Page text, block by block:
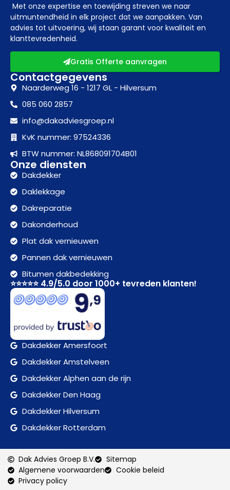
Met onze expertise en toewijding streven we naar
uitmuntendheid in elk project dat we aanpakken. Van
advies tot uitvoering, wij staan garant voor kwaliteit en
klanttevredenheid.
Gratis Offerte aanvragen
Contactgegevens
Naarderweg 16 - 1217 GL - Hilversum
085 060 2857
info@dakadviesgroep.nl
KvK nummer: 97524336
BTW nummer: NL868091704B01
Onze diensten
Dakdekker
Daklekkage
Dakreparatie
Dakonderhoud
Plat dak vernieuwen
Pannen dak vernieuwen
Bitumen dakbedekking
⭐⭐⭐⭐⭐ 4.9/5.0 door 1000+ tevreden klanten!
Dakdekker Amersfoort
Dakdekker Amstelveen
Dakdekker Alphen aan de rijn
Dakdekker Den Haag
Dakdekker Hilversum
Dakdekker Rotterdam
Dak Advies Groep B.V.
Sitemap
Algemene voorwaarden
Cookie beleid
Privacy policy